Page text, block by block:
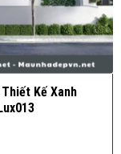
Kế Xanh